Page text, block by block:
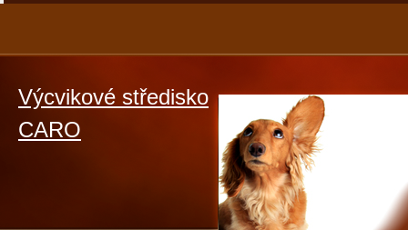
Výcvikové středisko
CARO